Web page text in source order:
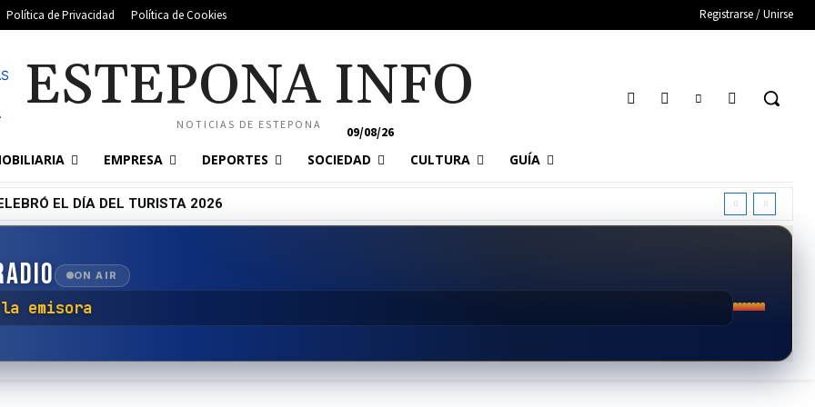
Política de Privacidad Política de Cookies Registrarse / Unirse
ESTEPONA INFO
NOTICIAS DE ESTEPONA 09/08/26
EMPRESA DEPORTES SOCIEDAD CULTURA GUÍA
EL DÍA DEL TURISTA 2026
ON AIR
con la emisora